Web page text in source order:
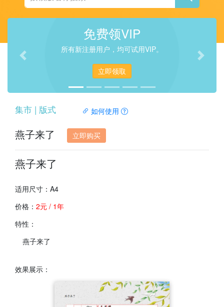
免费领VIP
所有新注册用户，均可试用VIP。
立即领取
Previous Next
集市 | 版式 如何使用
燕子来了 立即购买
燕子来了
适用尺寸：A4
价格： 2元 / 1年
特性：
燕子来了
效果展示：